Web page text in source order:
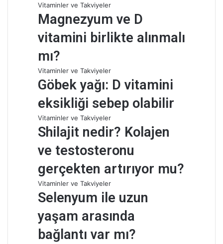
Vitaminler ve Takviyeler
Magnezyum ve D
vitamini birlikte alınmalı
mı?
Vitaminler ve Takviyeler
Göbek yağı: D vitamini
eksikliği sebep olabilir
Vitaminler ve Takviyeler
Shilajit nedir? Kolajen
ve testosteronu
gerçekten artırıyor mu?
Vitaminler ve Takviyeler
Selenyum ile uzun
yaşam arasında
bağlantı var mı?